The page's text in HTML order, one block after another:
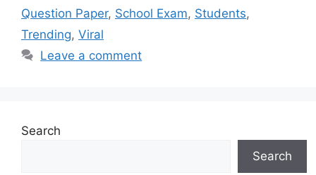
Question Paper, School Exam, Students,
Trending, Viral
Leave a comment
Search
Search